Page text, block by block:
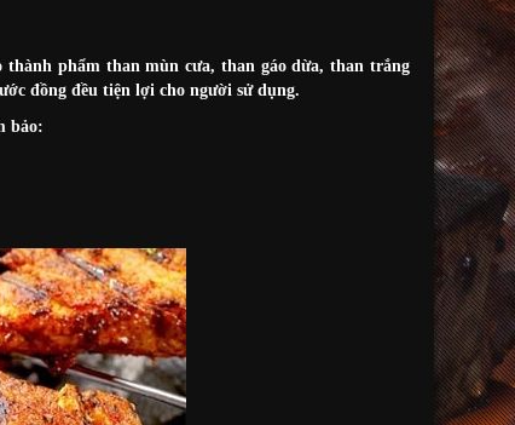
thành phẩm than mùn cưa, than gáo dừa, than trắng
đồng đều tiện lợi cho người sử dụng.
bảo: